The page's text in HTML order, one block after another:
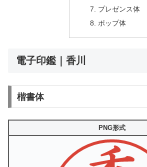
プレゼンス体
ポップ体
電子印鑑｜香川
楷書体
PNG形式